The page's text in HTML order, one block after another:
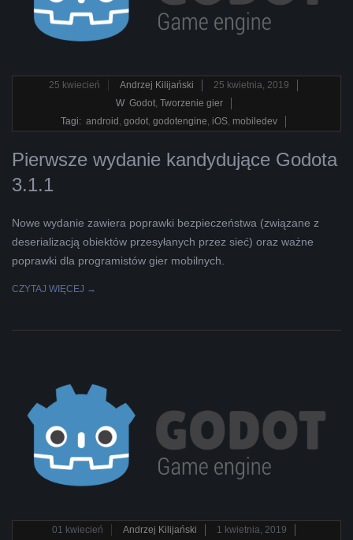
25 kwiecień Andrzej Kilijański
25 kwietnia, 2019
W Godot, Tworzenie gier
Tagi: android godot godotengine iOS mobiledev
Pierwsze wydanie kandydujące Godota
3.1.1
Nowe wydanie zawiera poprawki bezpieczeństwa (związane z
deserializacją obiektów przesyłanych przez sieć) oraz ważne
poprawki dla programistów gier mobilnych.
CZYTAJ WIĘCEJ →
01 kwiecień Andrzej Kilijański
1 kwietnia, 2019